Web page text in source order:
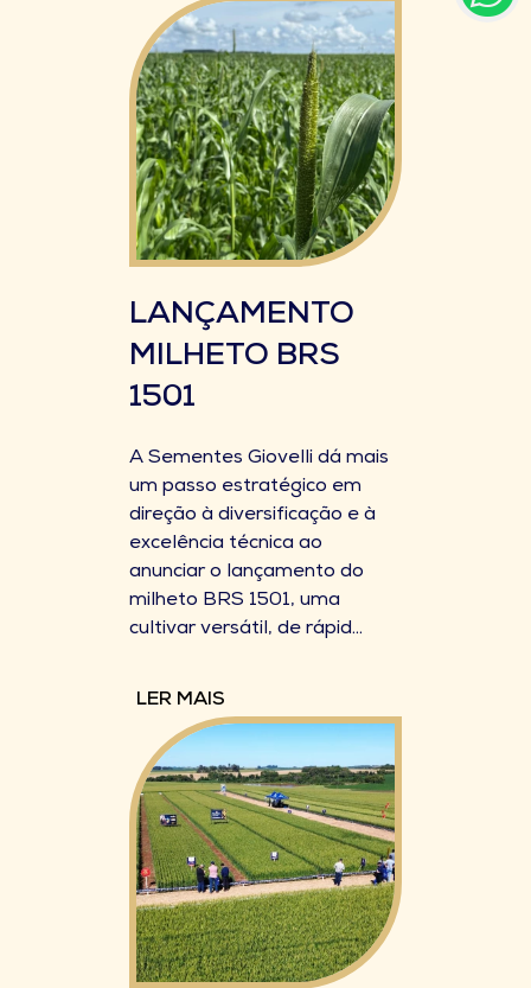
LANÇAMENTO
MILHETO BRS
1501
A Sementes Giovelli dá mais
um passo estratégico em
direção à diversificação e à
excelência técnica ao
anunciar o lançamento do
milheto BRS 1501, uma
cultivar versátil, de rápid...
LER MAIS